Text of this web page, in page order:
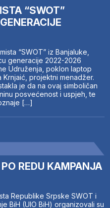
“SWOT”
“SWOT” iz Banjaluke,
generacije 2022-2026
Udruženja, poklon laptop
projektni menadžer.
je da na ovaj simboličan
posvećenost i uspjeh, te
[…]
REDU KAMPANJA
Republike Srpske SWOT i
BiH (UIO BiH) organizovali su